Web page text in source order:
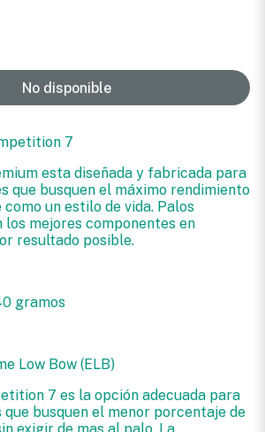
No disponible
7
esta diseñada y fabricada para
que busquen el máximo rendimiento
un estilo de vida. Palos
mejores componentes en
resultado posible.
gramos
Low Bow (ELB)
7 es la opción adecuada para
que busquen el menor porcentaje de